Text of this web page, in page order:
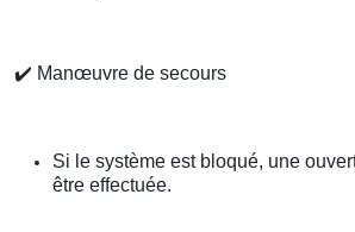
✔️ Manœuvre de secours
Si le système est bloqué, une
être effectuée.